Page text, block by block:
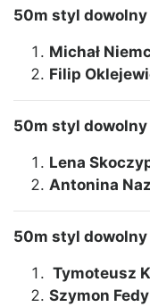
50m styl dowolny
Michał
Filip
50m styl
Lena
Antonina
50m styl dowolny
Tymoteusz
Szymon